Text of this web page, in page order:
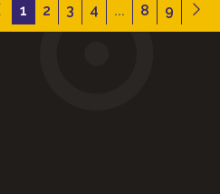
1 2 3 4 ... 8 9